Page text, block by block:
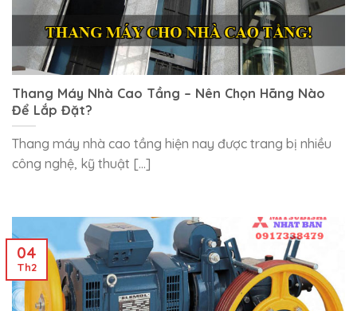
Thang Máy Nhà Cao Tầng – Nên Chọn Hãng Nào
Để Lắp Đặt?
Thang máy nhà cao tầng hiện nay được trang bị nhiều
công nghệ, kỹ thuật [...]
04
Th2